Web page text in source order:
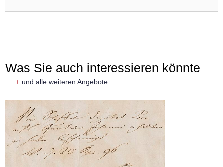
Was Sie auch interessieren könnte
+ und alle weiteren Angebote